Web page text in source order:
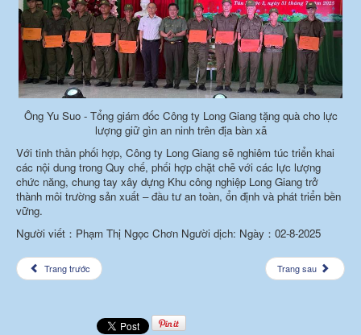
Ông Yu Suo - Tổng giám đốc Công ty Long Giang tặng quà cho lực
lượng giữ gìn an ninh trên địa bàn xã
Với tinh thần phối hợp, Công ty Long Giang sẽ nghiêm túc triển khai
các nội dung trong Quy chế, phối hợp chặt chẽ với các lực lượng
chức năng, chung tay xây dựng Khu công nghiệp Long Giang trở
thành môi trường sản xuất – đầu tư an toàn, ổn định và phát triển bền
vững.
Người viết：Phạm Thị Ngọc Chơn Người dịch: Ngày：02-8-2025
Trang trước Trang sau